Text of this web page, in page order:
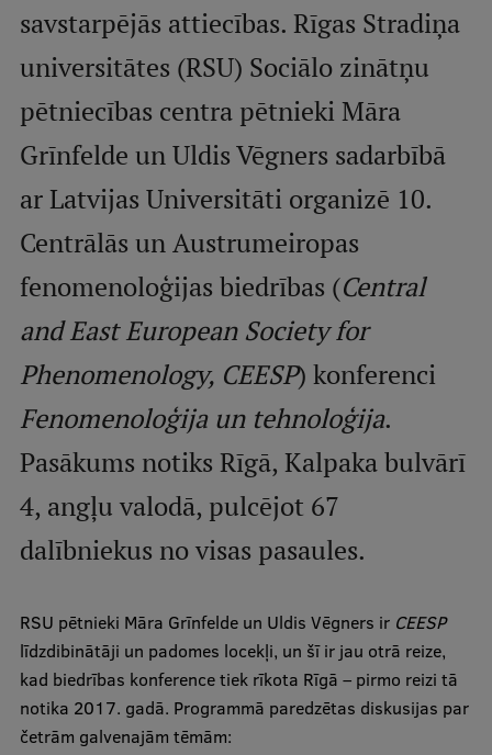
Par RSU
Studentu dzīve
Studiju norises vietas
Fakultātes
Identitāte
Aula
Muzeji un ekspozīcijas
Ģerbonis
Projekti
savstarpējās attiecības. Rīgas Stradiņa
universitātes (RSU) Sociālo zinātņu
pētniecības centra pētnieki Māra
Grīnfelde un Uldis Vēgners sadarbībā
ar Latvijas Universitāti organizē 10.
Centrālās un Austrumeiropas
fenomenoloģijas biedrības (Central
and East European Society for
Phenomenology, CEESP) konferenci
Fenomenoloģija un tehnoloģija.
Pasākums notiks Rīgā, Kalpaka bulvārī
4, angļu valodā, pulcējot 67
dalībniekus no visas pasaules.
RSU pētnieki Māra Grīnfelde un Uldis Vēgners ir CEESP
līdzdibinātāji un padomes locekļi, un šī ir jau otrā reize,
kad biedrības konference tiek rīkota Rīgā – pirmo reizi tā
notika 2017. gadā. Programmā paredzētas diskusijas par
četrām galvenajām tēmām: